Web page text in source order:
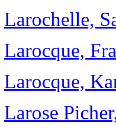
Larochelle,
Larocque,
Larocque,
Larose